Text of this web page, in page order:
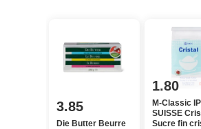
3.85
Die Butter Beurre
1.80
M-Classic
SUISSE
Sucre fin